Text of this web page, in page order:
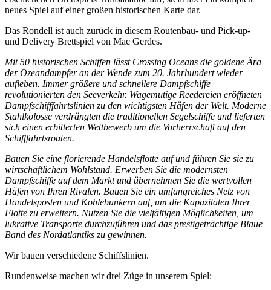
neues Spiel auf einer großen historischen Karte dar.
Das Rondell ist auch zurück in diesem Routenbau- und Pick-up-
und Delivery Brettspiel von Mac Gerdes.
Mit 50 historischen Schiffen lässt Crossing Oceans die goldene Ära
der Ozeandampfer an der Wende zum 20. Jahrhundert wieder
aufleben. Immer größere und schnellere Dampfschiffe
revolutionierten den Seeverkehr. Wagemutige Reedereien eröffneten
Dampfschifffahrtslinien zu den wichtigsten Häfen der Welt. Moderne
Stahlkolosse verdrängten die traditionellen Segelschiffe und lieferten
sich einen erbitterten Wettbewerb um die Vorherrschaft auf den
Schifffahrtsrouten.
Bauen Sie eine florierende Handelsflotte auf und führen Sie sie zu
wirtschaftlichem Wohlstand. Erwerben Sie die modernsten
Dampfschiffe auf dem Markt und übernehmen Sie die wertvollen
Häfen von Ihren Rivalen. Bauen Sie ein umfangreiches Netz von
Handelsposten und Kohlebunkern auf, um die Kapazitäten Ihrer
Flotte zu erweitern. Nutzen Sie die vielfältigen Möglichkeiten, um
lukrative Transporte durchzuführen und das prestigeträchtige Blaue
Band des Nordatlantiks zu gewinnen.
Wir bauen verschiedene Schiffslinien.
Rundenweise machen wir drei Züge in unserem Spiel: